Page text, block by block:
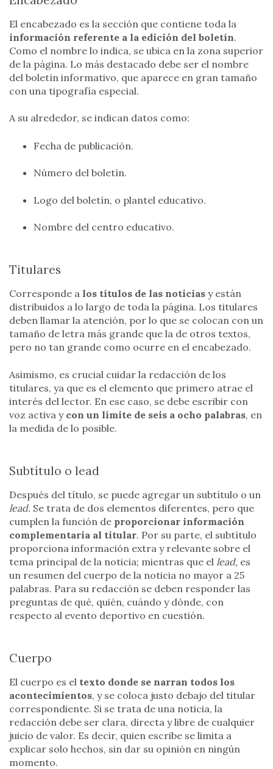
El encabezado es la sección que contiene toda la
información referente a la edición del boletín.
Como el nombre lo indica, se ubica en la zona superior
de la página. Lo más destacado debe ser el nombre
del boletín informativo, que aparece en gran tamaño
con una tipografía especial.
A su alrededor, se indican datos como:
Fecha de publicación.
Número del boletín.
Logo del boletín, o plantel educativo.
Nombre del centro educativo.
Titulares
Corresponde a los títulos de las noticias y están
distribuidos a lo largo de toda la página. Los titulares
deben llamar la atención, por lo que se colocan con un
tamaño de letra más grande que la de otros textos,
pero no tan grande como ocurre en el encabezado.
Asimismo, es crucial cuidar la redacción de los
titulares, ya que es el elemento que primero atrae el
interés del lector. En ese caso, se debe escribir con
voz activa ycon un límite de seis a ocho palabras, en
la medida de lo posible.
Subtítulo o lead
Después del título, se puede agregar un subtítulo o un
lead. Se trata de dos elementos diferentes, pero que
cumplen la función de proporcionar información
complementaria al titular. Por su parte, el subtítulo
proporciona información extra y relevante sobre el
tema principal de la noticia; mientras que el lead, es
un resumen del cuerpo de la noticia no mayor a 25
palabras. Para su redacción se deben responder las
preguntas de qué, quién, cuándo y dónde, con
respecto al evento deportivo en cuestión.
Cuerpo
El cuerpo es el texto donde se narran todos los
acontecimientos, y se coloca justo debajo del titular
correspondiente. Si se trata de una noticia, la
redacción debe ser clara, directa y libre de cualquier
juicio de valor. Es decir, quien escribe se limita a
explicar solo hechos, sin dar su opinión en ningún
momento.